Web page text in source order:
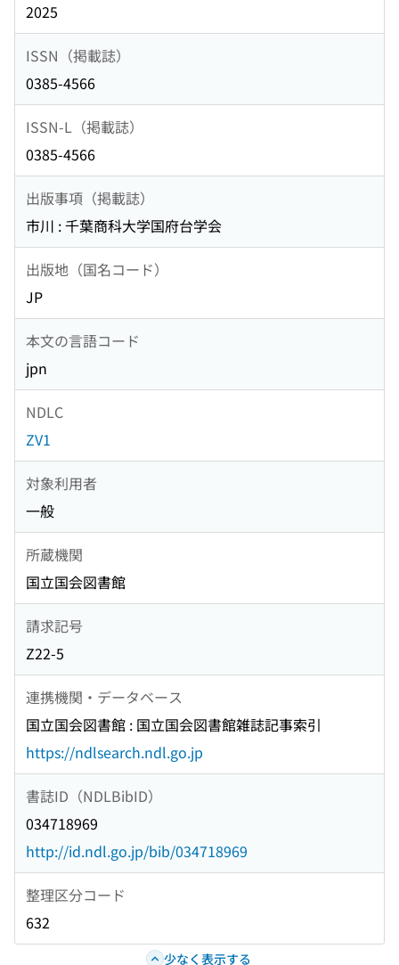
2025
ISSN（掲載誌）
0385-4566
ISSN-L（掲載誌）
0385-4566
出版事項（掲載誌）
市川 : 千葉商科大学国府台学会
出版地（国名コード）
JP
本文の言語コード
jpn
NDLC
ZV1
対象利用者
一般
所蔵機関
国立国会図書館
請求記号
Z22-5
連携機関・データベース
国立国会図書館 : 国立国会図書館雑誌記事索引
https://ndlsearch.ndl.go.jp
書誌ID（NDLBibID）
034718969
http://id.ndl.go.jp/bib/034718969
整理区分コード
632
少なく表示する